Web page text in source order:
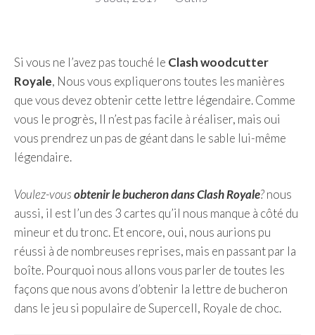
Si vous ne l’avez pas touché le Clash woodcutter
Royale, Nous vous expliquerons toutes les manières
que vous devez obtenir cette lettre légendaire. Comme
vous le progrès, Il n’est pas facile à réaliser, mais oui
vous prendrez un pas de géant dans le sable lui-même
légendaire.
Voulez-vousobtenir le bucheron dans Clash Royale?nous
aussi, il est l’un des 3 cartes qu’il nous manque à côté du
mineur et du tronc. Et encore, oui, nous aurions pu
réussi à de nombreuses reprises, mais en passant par la
boîte. Pourquoi nous allons vous parler de toutes les
façons que nous avons d’obtenir la lettre de bucheron
dans le jeu si populaire de Supercell, Royale de choc.